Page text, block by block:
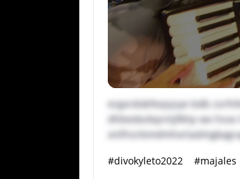
ergxrdobfeqsjsye bdb
dhbedezkqrmjfkhp wx
#divokyleto2022
#majales